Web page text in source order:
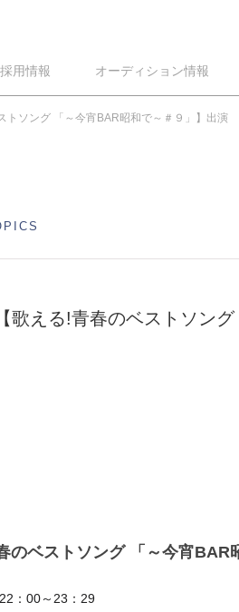
採用情報 オーディション情報
トソング 「～今宵BAR昭和で～＃９」】出演
歌える!青春のベストソング
のベストソング 「～今宵BAR
：00～23：29